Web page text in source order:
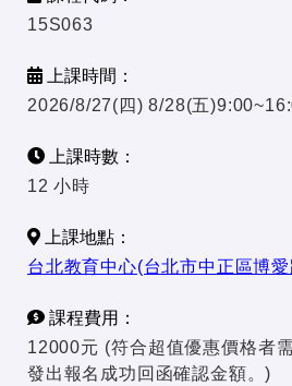
15S063
上課時間：
2026/8/27(四) 8/28(五
上課時數：
12 小時
上課地點：
台北教育中心(台北市中正區博
課程費用：
12000元 (符合超值優惠價格者
發出報名成功回函確認金額。)